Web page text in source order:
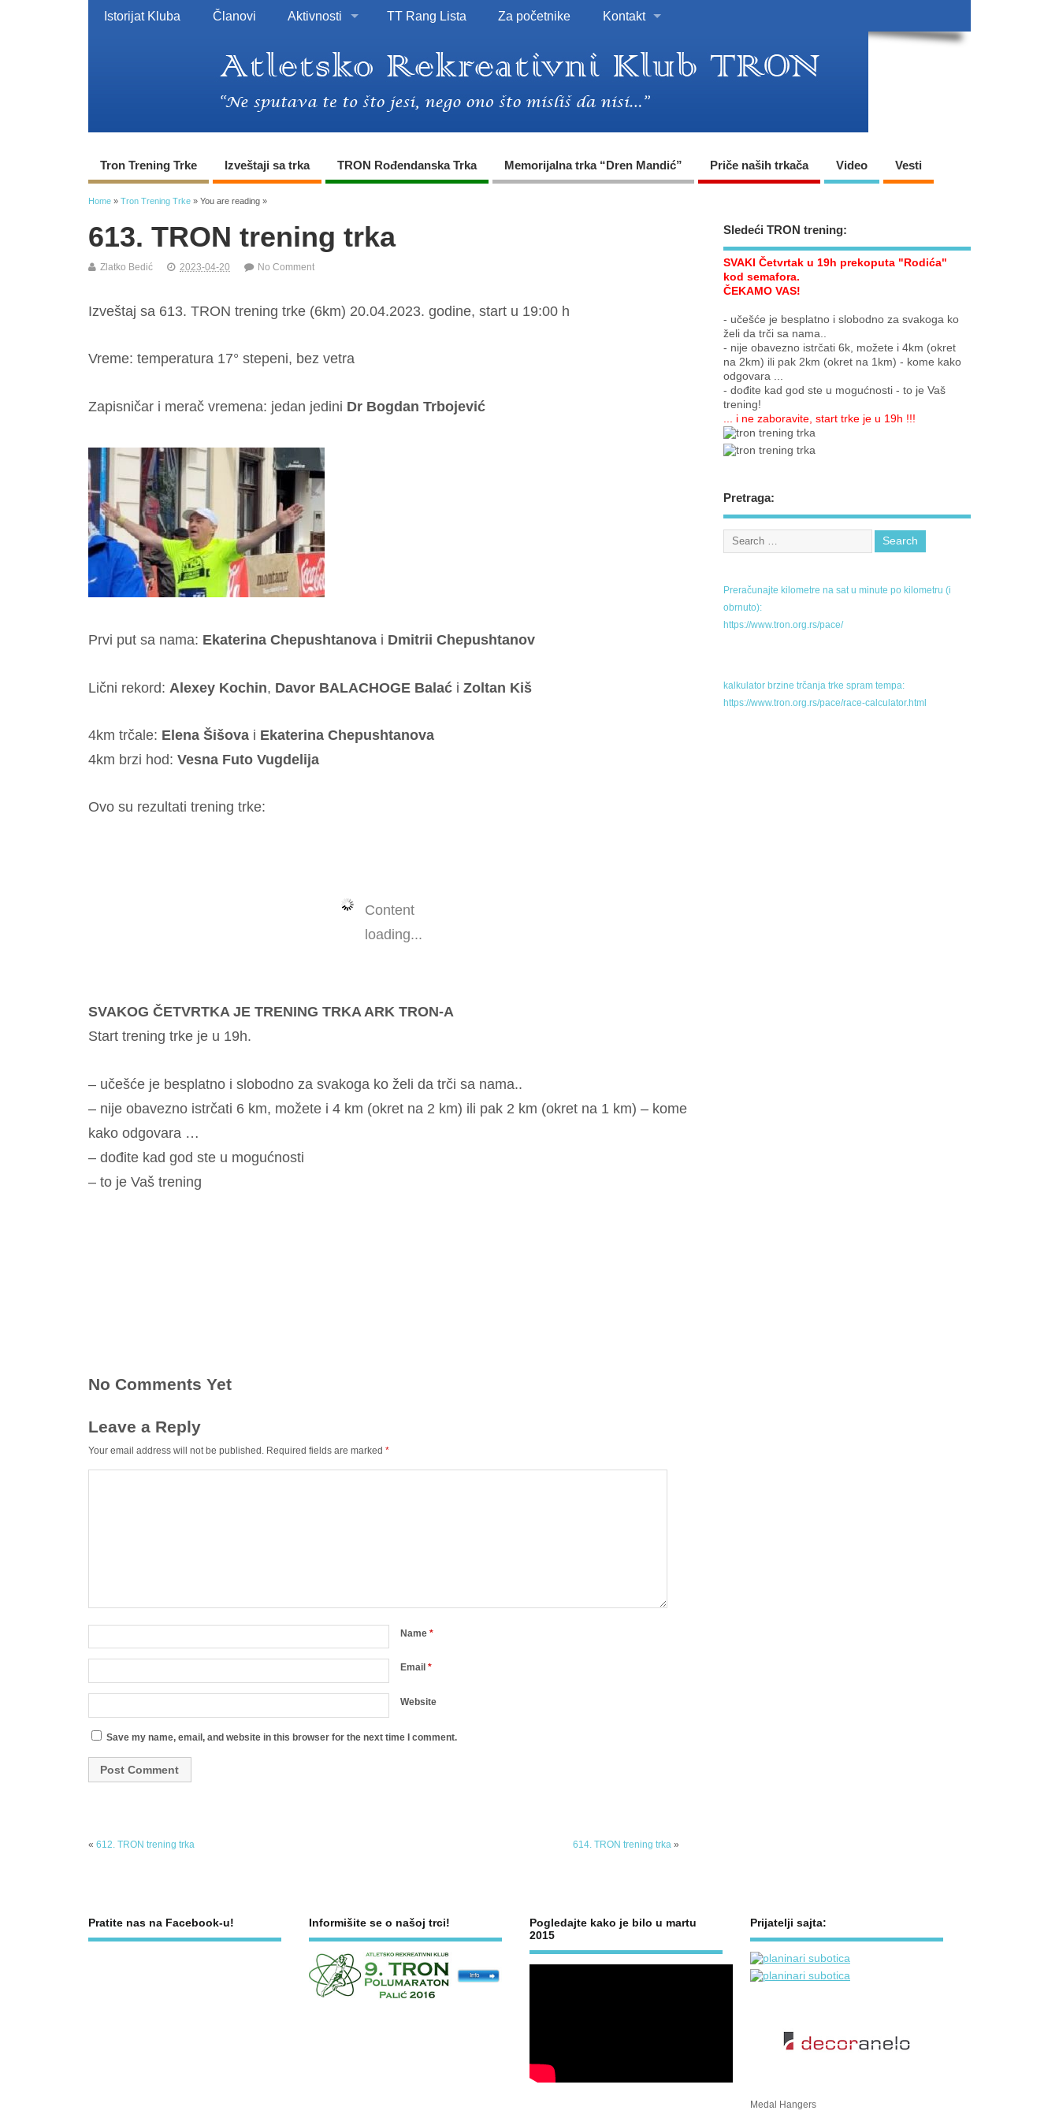
Istorijat Kluba Članovi Aktivnosti TT Rang Lista Za početnike Kontakt
Tron Trening Trke Izveštaji sa trka TRON Rođendanska Trka Memorijalna trka “Dren Mandić” Priče naših trkača Video Vesti
Home » Tron Trening Trke » You are reading »
613. TRON trening trka
Zlatko Bedić 2023-04-20 No Comment
Izveštaj sa 613. TRON trening trke (6km) 20.04.2023. godine, start u 19:00 h
Vreme: temperatura 17° stepeni, bez vetra
Zapisničar i merač vremena: jedan jedini Dr Bogdan Trbojević
Prvi put sa nama: Ekaterina Chepushtanova i Dmitrii Chepushtanov
Lični rekord: Alexey Kochin, Davor BALACHOGE Balać i Zoltan Kiš
4km trčale: Elena Šišova i Ekaterina Chepushtanova
4km brzi hod: Vesna Futo Vugdelija
Ovo su rezultati trening trke:
Content
loading...
SVAKOG ČETVRTKA JE TRENING TRKA ARK TRON-A
Start trening trke je u 19h.
– učešće je besplatno i slobodno za svakoga ko želi da trči sa nama..
– nije obavezno istrčati 6 km, možete i 4 km (okret na 2 km) ili pak 2 km (okret na 1 km) – kome
kako odgovara …
– dođite kad god ste u mogućnosti
– to je Vaš trening
No Comments Yet
Leave a Reply
Your email address will not be published. Required fields are marked *
Name *
Email *
Website
Save my name, email, and website in this browser for the next time I comment.
« 612. TRON trening trka 614. TRON trening trka»
Sledeći TRON trening:
SVAKI Četvrtak u 19h prekoputa "Rodića"
kod semafora.
ČEKAMO VAS!
- učešće je besplatno i slobodno za svakoga ko
želi da trči sa nama..
- nije obavezno istrčati 6k, možete i 4km (okret
na 2km) ili pak 2km (okret na 1km) - kome kako
odgovara ...
- dođite kad god ste u mogućnosti - to je Vaš
trening!
... i ne zaboravite, start trke je u 19h !!!
Pretraga:
Preračunajte kilometre na sat u minute po kilometru (i
obrnuto):
https://www.tron.org.rs/pace/
kalkulator brzine trčanja trke spram tempa:
https://www.tron.org.rs/pace/race-calculator.html
Pratite nas na Facebook-u! Informišite se o našoj trci!
Pogledajte kako je bilo u martu
2015
Prijatelji sajta:
Medal Hangers